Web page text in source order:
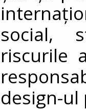
social,
riscurile
design-